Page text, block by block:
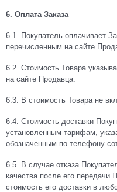
6. Оплата Заказа
6.1. Покупатель оплачивает
перечисленным на сайте
6.2. Стоимость Товара
на сайте Продавца.
6.3. В стоимость Товара не
6.4. Стоимость доставки
установленным тарифам,
обозначенным по телефону
6.5. В случае отказа
качества после его передачи
стоимость его доставки в